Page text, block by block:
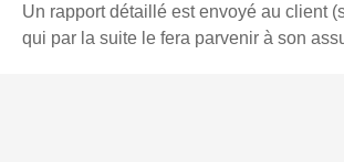
Un rapport détaillé est envoyé au client
qui par la suite le fera parvenir à son